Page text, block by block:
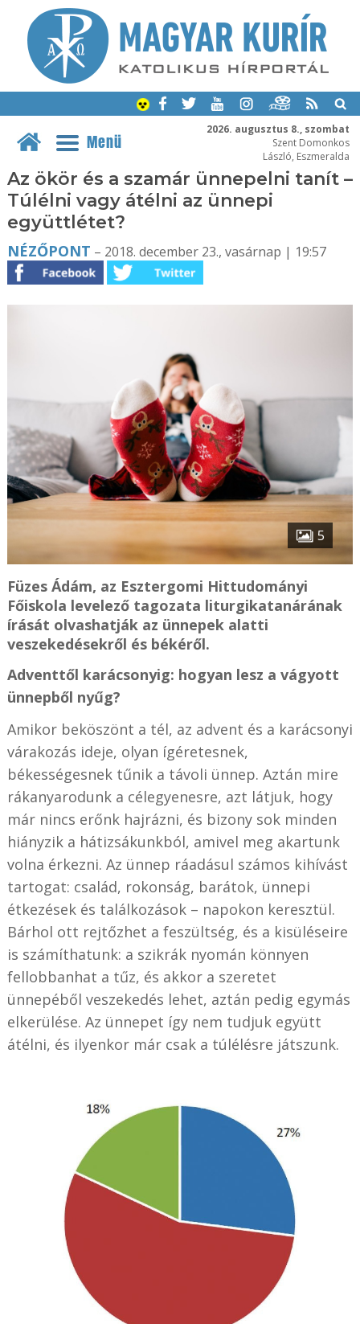
2026. augusztus 8., szombat
Szent Domonkos
László, Eszmeralda
Menü
Az ökör és a szamár ünnepelni tanít –
Túlélni vagy átélni az ünnepi
együttlétet?
NÉZŐPONT – 2018. december 23., vasárnap | 19:57
5
Füzes Ádám, az Esztergomi Hittudományi
Főiskola levelező tagozata liturgikatanárának
írását olvashatják az ünnepek alatti
veszekedésekről és békéről.
Adventtől karácsonyig: hogyan lesz a vágyott
ünnepből nyűg?
Amikor beköszönt a tél, az advent és a karácsonyi
várakozás ideje, olyan ígéretesnek,
békességesnek tűnik a távoli ünnep. Aztán mire
rákanyarodunk a célegyenesre, azt látjuk, hogy
már nincs erőnk hajrázni, és bizony sok minden
hiányzik a hátizsákunkból, amivel meg akartunk
volna érkezni. Az ünnep ráadásul számos kihívást
tartogat: család, rokonság, barátok, ünnepi
étkezések és találkozások – napokon keresztül.
Bárhol ott rejtőzhet a feszültség, és a kisüléseire
is számíthatunk: a szikrák nyomán könnyen
fellobbanhat a tűz, és akkor a szeretet
ünnepéből veszekedés lehet, aztán pedig egymás
elkerülése. Az ünnepet így nem tudjuk együtt
átélni, és ilyenkor már csak a túlélésre játszunk.